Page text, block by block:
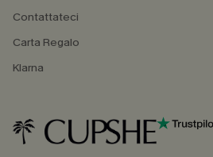
Contattateci
Carta Regalo
Klarna